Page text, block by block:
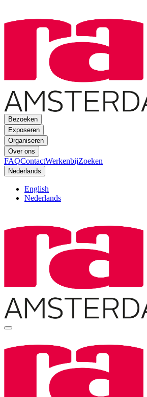
Bezoeken
Exposeren
Organiseren
Over ons
FAQContactWerkenbijZoeken
Nederlands
English
Nederlands